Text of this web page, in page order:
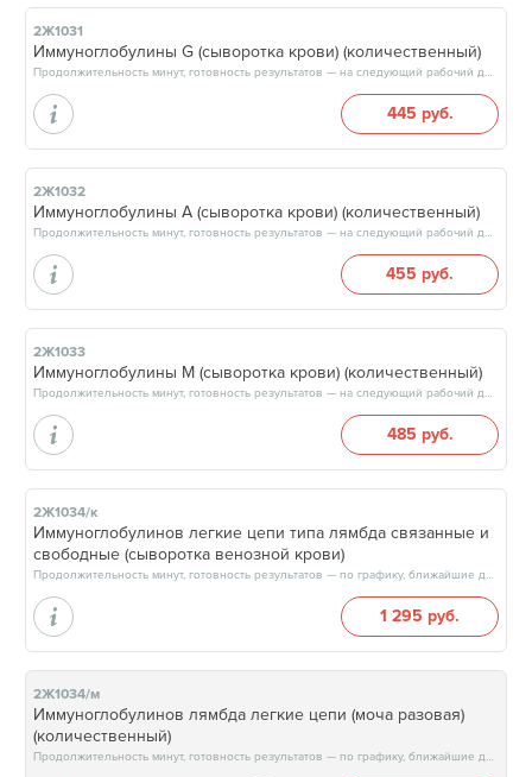
2Ж1031
Иммуноглобулины G (сыворотка крови) (количественный)
Продолжительность минут, готовность результатов — на следующий рабочий день, после 15:00
445 руб.
2Ж1032
Иммуноглобулины А (сыворотка крови) (количественный)
Продолжительность минут, готовность результатов — на следующий рабочий день, после 15:00
455 руб.
2Ж1033
Иммуноглобулины М (сыворотка крови) (количественный)
Продолжительность минут, готовность результатов — на следующий рабочий день
485 руб.
2Ж1034/к
Иммуноглобулинов легкие цепи типа лямбда связанные и
свободные (сыворотка венозной крови)
Продолжительность минут, готовность результатов — по графику, ближайшие даты: 14.08.26, 21.08.26, 28.08.26, 04.09.26, результат на следующий рабочий день, после 15:00
1 295 руб.
2Ж1034/м
Иммуноглобулинов лямбда легкие цепи (моча разовая)
(количественный)
Продолжительность минут, готовность результатов — по графику, ближайшие даты: 14.08.26, 21.08.26, 28.08.26, 04.09.26, результат на следующий рабочий день, после 15:00